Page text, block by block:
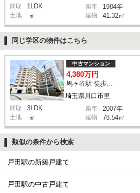
間取 1LDK 築年 1984年
土地 -㎡ 建物 41.32㎡
同じ学区の物件はこちら
埼玉県川口市里
中古マンション
4,380万円
間取 3LDK 築年 2007年
土地 -㎡ 建物 78.54㎡
類似の条件から検索
戸田駅の新築戸建て
戸田駅の中古戸建て